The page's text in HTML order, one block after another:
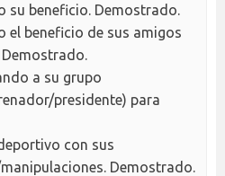
su beneficio. Demostrado.
el beneficio de sus amigos
a su grupo
presidente) para
con sus
Demostrado.